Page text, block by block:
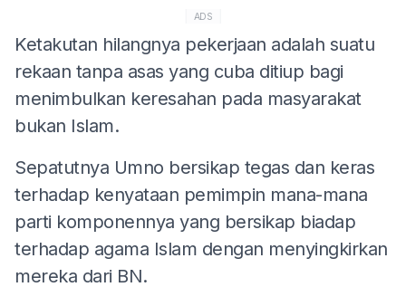
ADS
Ketakutan hilangnya pekerjaan adalah suatu
rekaan tanpa asas yang cuba ditiup bagi
menimbulkan keresahan pada masyarakat
bukan Islam.
Sepatutnya Umno bersikap tegas dan keras
terhadap kenyataan pemimpin mana-mana
parti komponennya yang bersikap biadap
terhadap agama Islam dengan menyingkirkan
mereka dari BN.